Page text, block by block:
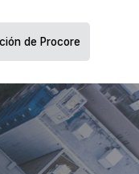
de Procore